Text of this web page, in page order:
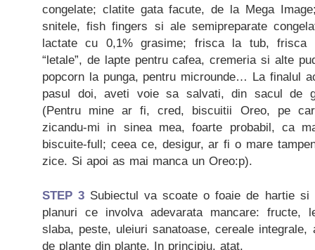
congelate; clatite gata facute, de la Mega
snitele, fish fingers si ale semipreparate
lactate cu 0,1% grasime; frisca la tub, frisca
“letale”, de lapte pentru cafea, cremeria si alte
popcorn la punga, pentru microunde… La finalul
pasul doi, aveti voie sa salvati, din sacul de
(Pentru mine ar fi, cred, biscuitii Oreo, pe
zicandu-mi in sinea mea, foarte probabil, ca
biscuite-full; ceea ce, desigur, ar fi o mare
zice. Si apoi as mai manca un Oreo:p).
STEP 3 Subiectul va scoate o foaie de hartie
planuri ce involva adevarata mancare: fructe,
slaba, peste, uleiuri sanatoase, cereale
de plante din plante. In principiu, atat.